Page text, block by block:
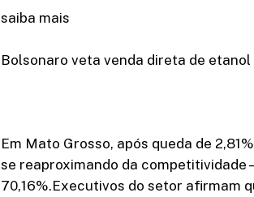
saiba mais
Bolsonaro veta venda direta de
Em Mato Grosso, após queda de
se reaproximando da competitividade
70,16%.Executivos do setor afirmam